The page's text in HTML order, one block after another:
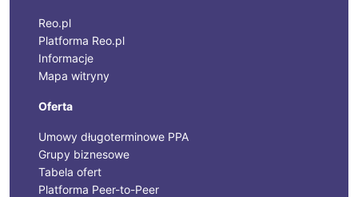
Reo.pl
Platforma Reo.pl
Informacje
Mapa witryny
Oferta
Umowy długoterminowe PPA
Grupy biznesowe
Tabela ofert
Platforma Peer-to-Peer